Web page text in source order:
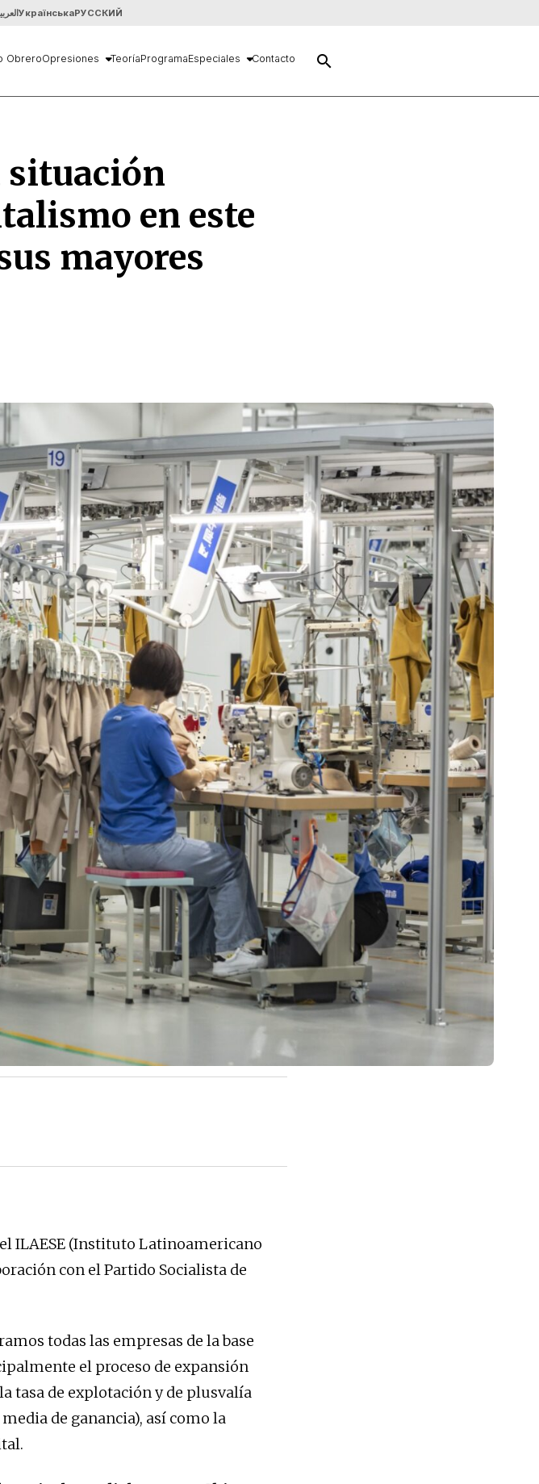
УкраїнськаРУССКИЙ
ObreroOpresiones TeoríaProgramaEspeciales Contacto search
situación
en este
mayores
ILAESE (Instituto Latinoamericano
con el Partido Socialista de
todas las empresas de la base
el proceso de expansión
tasa de explotación y de plusvalía
de ganancia), así como la